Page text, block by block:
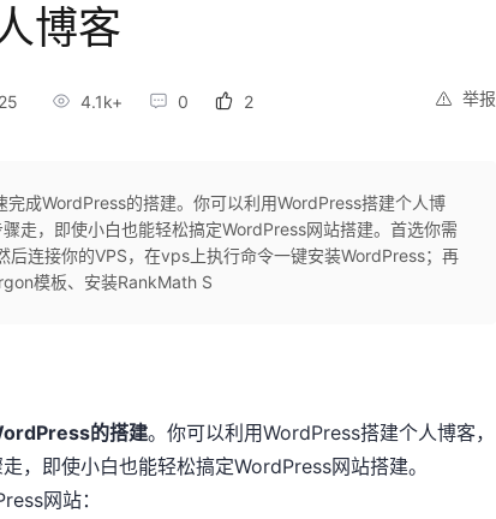
博客
举报
4.1k+ 0 2
成WordPress的搭建。你可以利用WordPress搭建个人博
走，即使小白也能轻松搞定WordPress网站搭建。首选你需
连接你的VPS，在vps上执行命令一键安装WordPress；再
模板、安装RankMath S
的搭建。你可以利用WordPress搭建个人博客，
，即使小白也能轻松搞定WordPress网站搭建。
网站：